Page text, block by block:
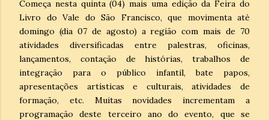
Começa nesta quinta (04) mais uma edição da Feira do
Livro do Vale do São Francisco, que movimenta até
domingo (dia 07 de agosto) a região com mais de 70
atividades diversificadas entre palestras, oficinas,
lançamentos, contação de histórias, trabalhos de
integração para o público infantil, bate papos,
apresentações artísticas e culturais, atividades de
formação, etc. Muitas novidades incrementam a
programação deste terceiro ano do evento, que se